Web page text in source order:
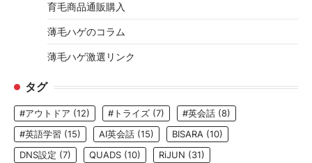
育毛商品通販購入
薄毛ハゲのコラム
薄毛ハゲ激選リンク
タグ
#アウトドア (12) #トライズ (7) #英会話 (8)
#英語学習 (15) AI英会話 (15) BISARA (10)
DNS設定 (7) QUADS (10) RiJUN (31)